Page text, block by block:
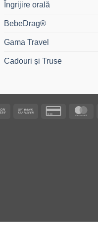
Îngrijire orală
BebeDrag®
Gama Travel
Cadouri și Truse
Cash
Bank
Credit